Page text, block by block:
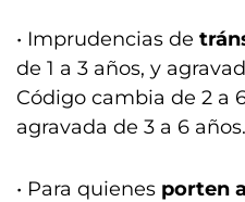
• Imprudencias de
de 1 a 3 años, y
Código cambia de 2 a
agravada de 3 a 6 años.
• Para quienes porten